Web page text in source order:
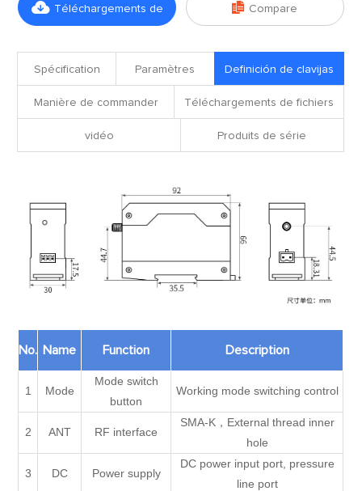
 Téléchargements de  Compare
Spécification Paramètres Definición de clavijas
Manière de commander Téléchargements de fichiers
vidéo Produits de série
No. Name Function Description
1 Mode
Mode switch
button
Working mode switching control
2 ANT RF interface
SMA-K，External thread inner
hole
3 DC Power supply
DC power input port, pressure
line port